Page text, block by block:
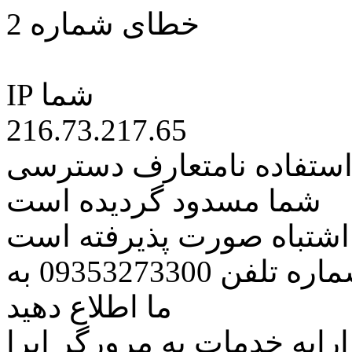
خطای شماره 2
IP شما
216.73.217.65
نامتعارف دسترسی
شما مسدود گردیده است
اشتباه صورت پذیرفته است
مراتب این مسئله را از طریق شماره تلفن 09353273300 به
ما اطلاع دهید
خدمات به مرورگر اپرا